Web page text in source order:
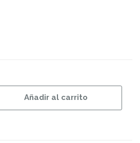
Añadir al carrito